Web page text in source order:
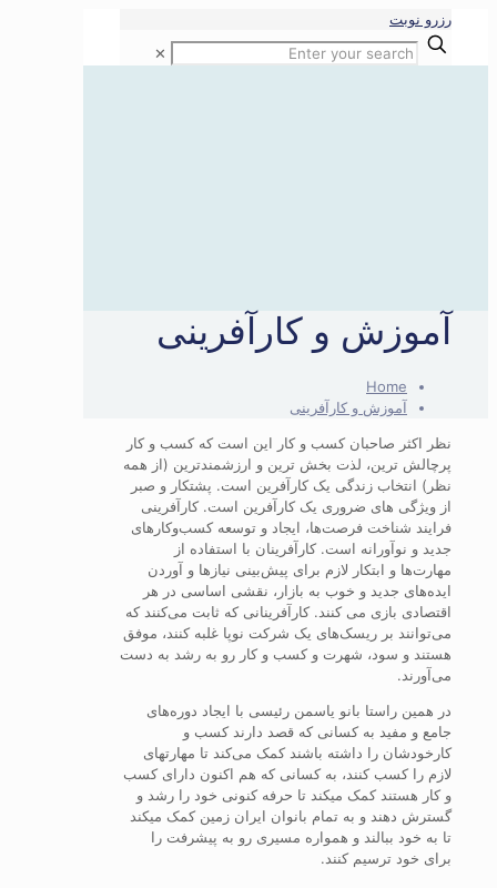
رزرو نوبت
✕
آموزش و کارآفرینی
Home
آموزش و کارآفرینی
نظر اکثر صاحبان کسب و کار این است که کسب و کار
پرچالش ترین، لذت بخش ترین و ارزشمندترین (از همه
نظر) انتخاب زندگی یک کارآفرین است. پشتکار و صبر
از ویژگی های ضروری یک کارآفرین است. کارآفرینی
فرایند شناخت فرصت‌ها، ایجاد و توسعه کسب‌وکارهای
جدید و نوآورانه است. کارآفرینان با استفاده از
مهارت‌ها و ابتکار لازم برای پیش‌بینی نیازها و آوردن
ایده‌های جدید و خوب به بازار، نقشی اساسی در هر
اقتصادی بازی می کنند. کارآفرینانی که ثابت می‌کنند که
می‌توانند بر ریسک‌های یک شرکت نوپا غلبه کنند، موفق
هستند و سود، شهرت و کسب و کار رو به رشد به دست
می‌آورند.
در همین راستا بانو یاسمن رئیسی با ایجاد دوره‌های
جامع و مفید به کسانی که قصد دارند کسب و
کارخودشان را داشته باشند کمک می‌کند تا مهار‌تهای
لازم را کسب کنند، به کسانی که هم اکنون دارای کسب
و کار هستند کمک میکند تا حرفه کنونی خود را رشد و
گسترش دهند و به تمام بانوان ایران زمین کمک میکند
تا به خود ببالند و همواره مسیری رو به پیشرفت را
برای خود ترسیم کنند.